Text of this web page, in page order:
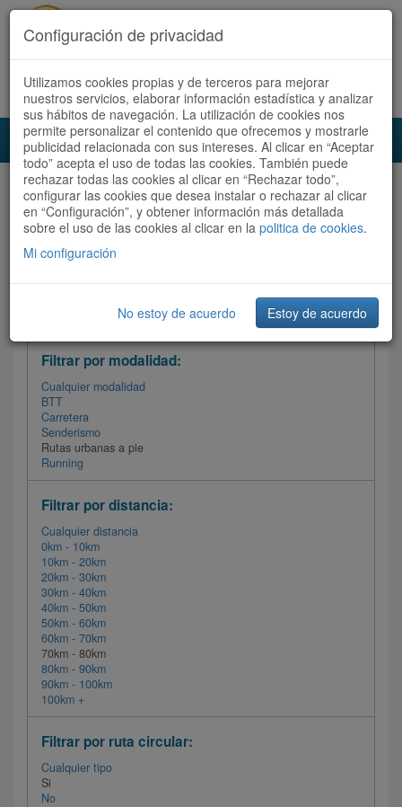
Acceder Registrate ahora Español | Català
Audioruta Todas las rutas
Todas las rutas Ordenar por:Más recientes
Filtrar las rutas
Filtrar por modalidad:
Cualquier modalidad
BTT
Carretera
Senderismo
Rutas urbanas a pie
Running
Filtrar por distancia:
Cualquier distancia
0km - 10km
10km - 20km
20km - 30km
30km - 40km
40km - 50km
50km - 60km
60km - 70km
70km - 80km
80km - 90km
90km - 100km
100km +
Filtrar por ruta circular:
Cualquier tipo
Si
No
Configuración de privacidad
Utilizamos cookies propias y de terceros para mejorar
nuestros servicios, elaborar información estadística y analizar
sus hábitos de navegación. La utilización de cookies nos
permite personalizar el contenido que ofrecemos y mostrarle
publicidad relacionada con sus intereses. Al clicar en “Aceptar
todo” acepta el uso de todas las cookies. También puede
rechazar todas las cookies al clicar en “Rechazar todo”,
configurar las cookies que desea instalar o rechazar al clicar
en “Configuración”, y obtener información más detallada
sobre el uso de las cookies al clicar en la politica de cookies.
Mi configuración
No estoy de acuerdo Estoy de acuerdo